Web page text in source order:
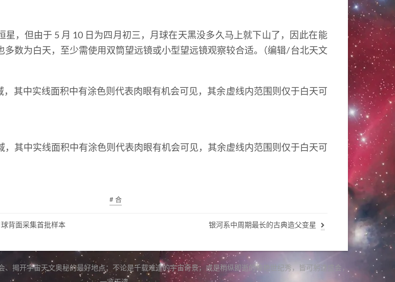
星 ， 但由于 5 月 10 日为四月初三 ， 月球在天黑没多久马上就下山了 ，
因此在能
多数为白天 ， 至少需使用双筒望远镜或小型望远镜观察较合适。 （编辑/台北天文
， 其中实线面积中有涂色则代表肉眼有机会可见 ， 其余虚线内范围则仅于白天可
# 合
背面采集首批样本 银河系中周期最长的古典造父变星
、 揭开宇宙天文奥秘的最好地点 ； 不论是千载难逢的宇宙奇景， 或是稍纵即逝的惊艳世纪秀 ， 皆可躬逢盛会 ，